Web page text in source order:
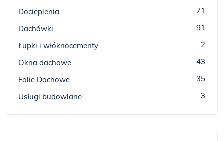
Docieplenia
71
Dachówki
91
Łupki i włóknocementy
2
Okna dachowe
43
Folie Dachowe
35
Usługi budowlane
3